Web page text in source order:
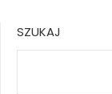
SZUKAJ